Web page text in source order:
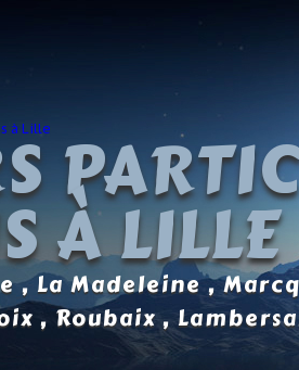
À LILLE
, La Madeleine ,
, Roubaix ,